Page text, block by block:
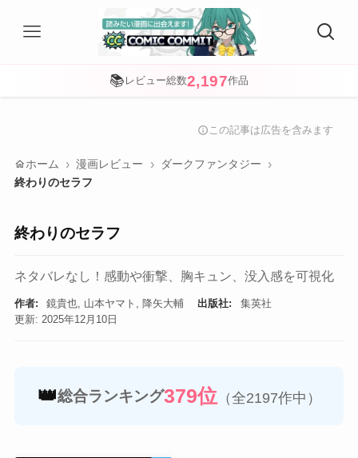
📚 レビュー総数2,197作品
info この記事は広告を含みます
home ホーム 漫画レビュー
ダークファンタジー
終わりのセラフ
終わりのセラフ
ネタバレなし！感動や衝撃、胸キュン、没入感を可視化
作者: 鏡貴也, 山本ヤマト, 降矢大輔 出版社:
集英社
更新: 2025年12月10日
👑総合ランキング379位（全2197作中）